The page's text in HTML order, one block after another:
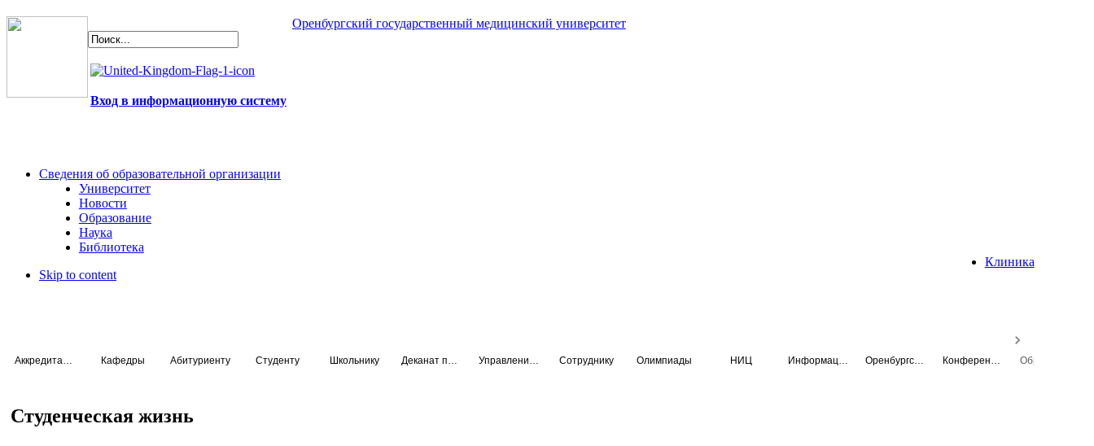
Оренбургский государственный медицинский университет
Вход в информационную систему
Сведения об образовательной организации
Университет
Новости
Образование
Наука
Библиотека
Клиника
Skip to content
Кафедры Абитуриенту Студенту Школьнику Сотруднику Олимпиады НИЦ
Студенческая жизнь